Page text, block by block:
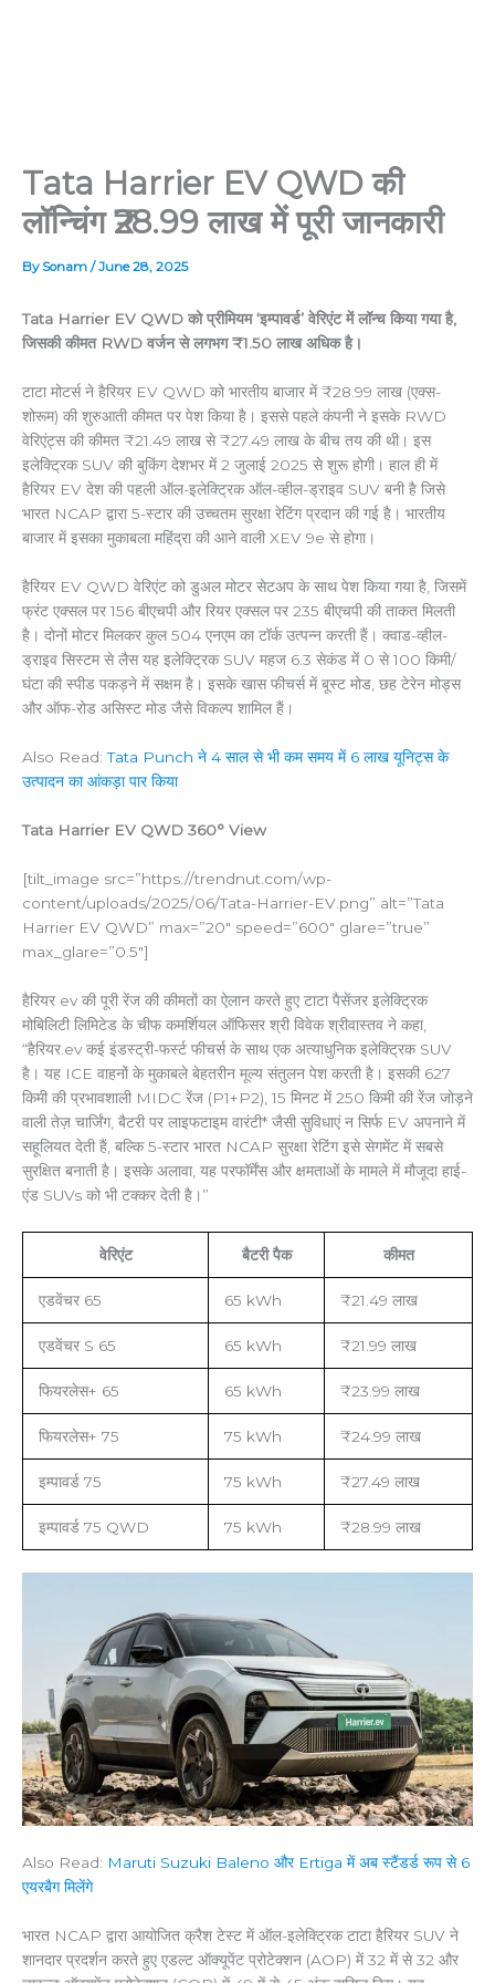
Tata Harrier EV QWD की
लॉन्चिंग ₹28.99 लाख में पूरी जानकारी
By Sonam /June 28, 2025
Tata Harrier EV QWD को प्रीमियम ‘इम्पावर्ड’ वेरिएंट में लॉन्च किया गया है,
जिसकी कीमत RWD वर्जन से लगभग ₹1.50 लाख अधिक है।
टाटा मोटर्स ने हैरियर EV QWD को भारतीय बाजार में ₹28.99 लाख (एक्स-
शोरूम) की शुरुआती कीमत पर पेश किया है। इससे पहले कंपनी ने इसके RWD
वेरिएंट्स की कीमत ₹21.49 लाख से ₹27.49 लाख के बीच तय की थी। इस
इलेक्ट्रिक SUV की बुकिंग देशभर में 2 जुलाई 2025 से शुरू होगी। हाल ही में
हैरियर EV देश की पहली ऑल-इलेक्ट्रिक ऑल-व्हील-ड्राइव SUV बनी है जिसे
भारत NCAP द्वारा 5-स्टार की उच्चतम सुरक्षा रेटिंग प्रदान की गई है। भारतीय
बाजार में इसका मुकाबला महिंद्रा की आने वाली XEV 9e से होगा।
हैरियर EV QWD वेरिएंट को डुअल मोटर सेटअप के साथ पेश किया गया है, जिसमें
फ्रंट एक्सल पर 156 बीएचपी और रियर एक्सल पर 235 बीएचपी की ताकत मिलती
है। दोनों मोटर मिलकर कुल 504 एनएम का टॉर्क उत्पन्न करती हैं। क्वाड-व्हील-
ड्राइव सिस्टम से लैस यह इलेक्ट्रिक SUV महज 6.3 सेकंड में 0 से 100 किमी/
घंटा की स्पीड पकड़ने में सक्षम है। इसके खास फीचर्स में बूस्ट मोड, छह टेरेन मोड्स
और ऑफ-रोड असिस्ट मोड जैसे विकल्प शामिल हैं।
Also Read:Tata Punch ने 4 साल से भी कम समय में 6 लाख यूनिट्स के
उत्पादन का आंकड़ा पार किया
Tata Harrier EV QWD 360° View
[tilt_image src=”https://trendnut.com/wp-
content/uploads/2025/06/Tata-Harrier-EV.png” alt=”Tata
Harrier EV QWD” max=”20″ speed=”600″ glare=”true”
max_glare=”0.5″]
हैरियर ev की पूरी रेंज की कीमतों का ऐलान करते हुए टाटा पैसेंजर इलेक्ट्रिक
मोबिलिटी लिमिटेड के चीफ कमर्शियल ऑफिसर श्री विवेक श्रीवास्तव ने कहा,
“हैरियर.ev कई इंडस्ट्री-फर्स्ट फीचर्स के साथ एक अत्याधुनिक इलेक्ट्रिक SUV
है। यह ICE वाहनों के मुकाबले बेहतरीन मूल्य संतुलन पेश करती है। इसकी 627
किमी की प्रभावशाली MIDC रेंज (P1+P2), 15 मिनट में 250 किमी की रेंज जोड़ने
वाली तेज़ चार्जिंग, बैटरी पर लाइफटाइम वारंटी* जैसी सुविधाएं न सिर्फ EV अपनाने में
सहूलियत देती हैं, बल्कि 5-स्टार भारत NCAP सुरक्षा रेटिंग इसे सेगमेंट में सबसे
सुरक्षित बनाती है। इसके अलावा, यह परफॉर्मेंस और क्षमताओं के मामले में मौजूदा हाई-
एंड SUVs को भी टक्कर देती है।”
वेरिएंट बैटरी पैक कीमत
एडवेंचर 65 65 kWh ₹21.49 लाख
एडवेंचर S 65 65 kWh ₹21.99 लाख
फियरलेस+ 65 65 kWh ₹23.99 लाख
फियरलेस+ 75 75 kWh ₹24.99 लाख
इम्पावर्ड 75 75 kWh ₹27.49 लाख
इम्पावर्ड 75 QWD 75 kWh ₹28.99 लाख
Also Read: Maruti Suzuki Baleno और Ertiga में अब स्टैंडर्ड रूप से 6
एयरबैग मिलेंगे
भारत NCAP द्वारा आयोजित क्रैश टेस्ट में ऑल-इलेक्ट्रिक टाटा हैरियर SUV ने
शानदार प्रदर्शन करते हुए एडल्ट ऑक्यूपेंट प्रोटेक्शन (AOP) में 32 में से 32 और